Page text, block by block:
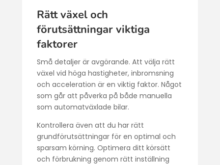
Rätt växel och
förutsättningar viktiga
faktorer
Små detaljer är avgörande. Att välja rätt
växel vid höga hastigheter, inbromsning
och acceleration är en viktig faktor. Något
som går att påverka på både manuella
som automatväxlade bilar.
Kontrollera även att du har rätt
grundförutsättningar för en optimal och
sparsam körning. Optimera ditt körsätt
och förbrukning genom rätt inställning